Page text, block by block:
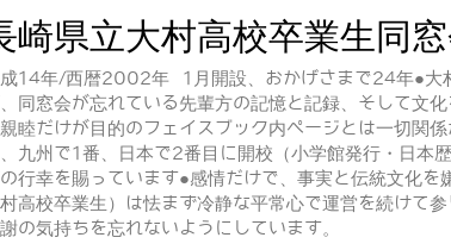
崎県立大村高校卒業生同
14年/西暦2002年 1月開設、おかげさまで24年●大
同窓会が忘れている先輩方の記憶と記録、そして文
睦だけが目的のフェイスブック内ページとは一切関
九州で1番、日本で2番目に開校（小学館発行・日
行幸を賜っています●感情だけで、事実と伝統文化
高校卒業生）は怯まず冷静な平常心で運営を続けて
の気持ちを忘れないようにしています。